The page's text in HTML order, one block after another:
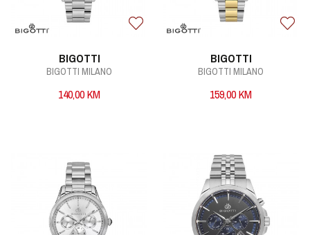
BIGOTTI
BIGOTTI MILANO
140,00KM
BIGOTTI
BIGOTTI MILANO
159,00KM